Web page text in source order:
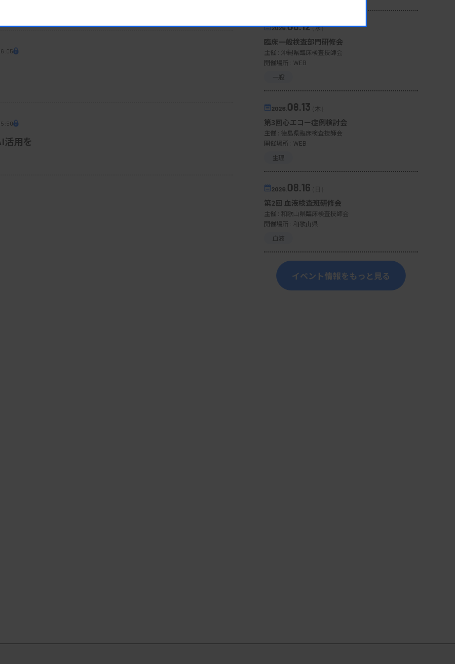
活用を
2026.08.12（水）
臨床一般検査部門研修会
主催 : 沖縄県臨床検査技師会
開催場所 : WEB
一般
2026. 08.13（木）
第3回心エコー症例検討会
主催 : 徳島県臨床検査技師会
開催場所 : WEB
生理
2026. 08.16（日）
第2回 血液検査班研修会
主催 : 和歌山県臨床検査技師会
開催場所 : 和歌山県
血液
イベント情報をもっと見る